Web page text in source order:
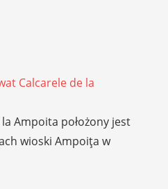
Calcarele de la
Ampoita położony jest
wioski Ampoiţa w